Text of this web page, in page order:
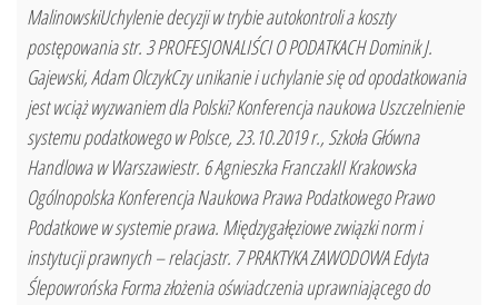
MalinowskiUchylenie decyzji w trybie autokontroli a koszty
postępowania str. 3 PROFESJONALIŚCI O PODATKACH Dominik J.
Gajewski, Adam OlczykCzy unikanie i uchylanie się od opodatkowania
jest wciąż wyzwaniem dla Polski? Konferencja naukowa Uszczelnienie
systemu podatkowego w Polsce, 23.10.2019 r., Szkoła Główna
Handlowa w Warszawiestr. 6 Agnieszka FranczakII Krakowska
Ogólnopolska Konferencja Naukowa Prawa Podatkowego Prawo
Podatkowe w systemie prawa. Międzygałęziowe związki norm i
instytucji prawnych – relacjastr. 7 PRAKTYKA ZAWODOWA Edyta
Ślepowrońska Forma złożenia oświadczenia uprawniającego do